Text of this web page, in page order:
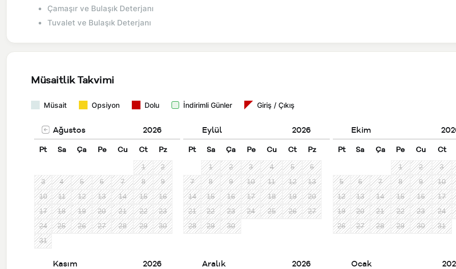
Çamaşır ve Bulaşık Deterjanı
Tuvalet ve Bulaşık Deterjanı
Müsaitlik Takvimi
Müsait Opsiyon Dolu İndirimli Günler Giriş / Çıkış
Ağustos 2026
Pt Sa Ça Pe Cu Ct Pz
1
2
3
4 5 6 7 8
9
10
11 12 13 14 15
16
17
18 19 20 21 22
23
24
25 26 27 28 29
30
31
Eylül 2026
Pt Sa Ça Pe Cu Ct Pz
1 2 3 4 5
6
7
8 9 10 11 12
13
14
15 16 17 18 19
20
21
22 23 24 25 26
27
28
29 30
Ekim
Pt Sa Ça Pe Cu Ct
1 2 3
5
6 7 8 9 10
12
13 14 15 16 17
19
20 21 22 23 24
26
27 28 29 30 31
Kasım 2026 Aralık 2026 Ocak